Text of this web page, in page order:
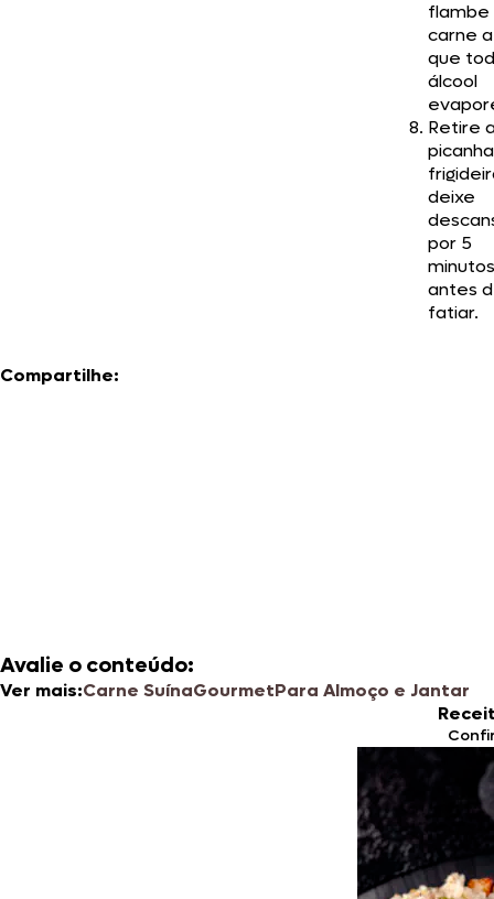
flambe
carne
que
álcool
Retire
deixe
por 5
minutos
antes
fatiar.
Compartilhe:
Avalie o conteúdo:
Ver mais:Carne SuínaGourmetPara Almoço e Jantar